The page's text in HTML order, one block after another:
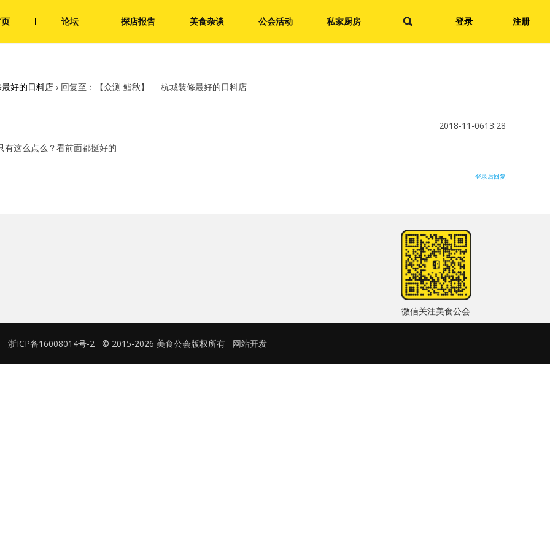
登录 注册
论坛 探店报告 美食杂谈 公会活动 私家厨房
好的日料店 › 回复至：【众测 鮨秋】— 杭城装修最好的日料店
2018-11-0613:28
有这么点么？看前面都挺好的
登录后回复
微信关注美食公会
浙ICP备16008014号-2 © 2015-2026 美食公会版权所有 网站开发